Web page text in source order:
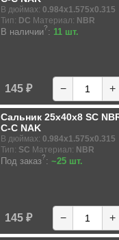
В дюймах: 0.984x1.575x0.315
Тип: DC Материал: NBR
В наличии?: 11 шт.
145 ₽ − +
Сальник 25x40x8 SC
C-C NAK
В дюймах: 0.984x1.575x0.315
Тип: SC Материал: NBR
Под заказ?: ~25 шт.
145 ₽ − +